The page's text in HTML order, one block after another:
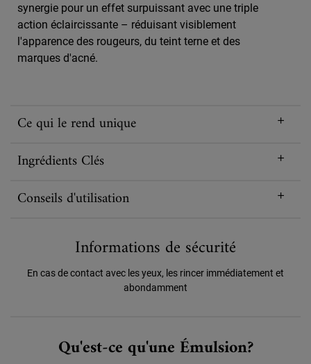
synergie pour un effet surpuissant avec une triple
action éclaircissante – réduisant visiblement
l'apparence des rougeurs, du teint terne et des
marques d'acné.
Ce qui le rend unique
Ingrédients Clés
Conseils d'utilisation
Informations de sécurité
En cas de contact avec les yeux, les rincer immédiatement et
abondamment
Qu'est-ce qu'une Émulsion?